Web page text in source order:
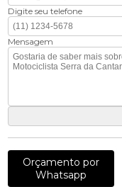
Digite seu telefone
Mensagem
Orçamento por
Whatsapp